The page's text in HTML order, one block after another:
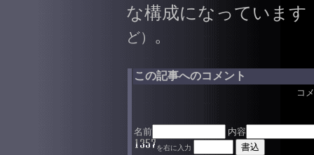
な構成になっています
ど）
。
この記事へのコメント
コ
名前 内容
を右に入力